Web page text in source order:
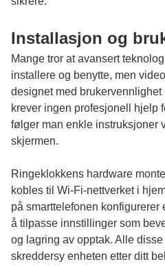
Installasjon og
Mange tror at avansert
installere og benytte, men
designet med
krever ingen profesjonell hjelp
følger man enkle instruksjoner
skjermen.
Ringeklokkens hardware
kobles til Wi-Fi-nettverket i
på smarttelefonen
å tilpasse innstillinger som
og lagring av opptak. Alle
skreddersy enheten etter ditt